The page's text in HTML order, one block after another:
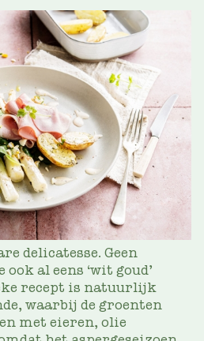
delicatesse. Geen
al eens ‘wit goud’
recept is natuurlijk
waarbij de groenten
met eieren, olie